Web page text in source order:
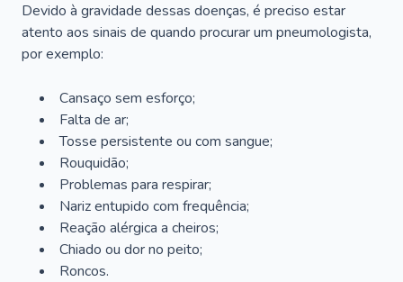
Devido à gravidade dessas doenças, é preciso estar
atento aos sinais de quando procurar um pneumologista,
por exemplo:
Cansaço sem esforço;
Falta de ar;
Tosse persistente ou com sangue;
Rouquidão;
Problemas para respirar;
Nariz entupido com frequência;
Reação alérgica a cheiros;
Chiado ou dor no peito;
Roncos.